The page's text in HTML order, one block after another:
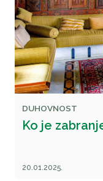
DUHOVNOST
Ko je
20.01.2025.